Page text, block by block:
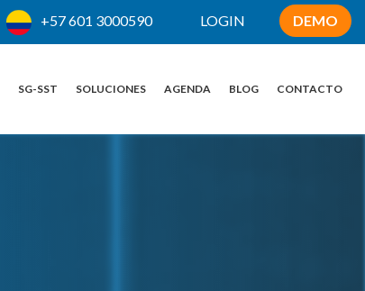
+57 601 3000590 LOGIN DEMO
SG-SST SOLUCIONES AGENDA BLOG CONTACTO